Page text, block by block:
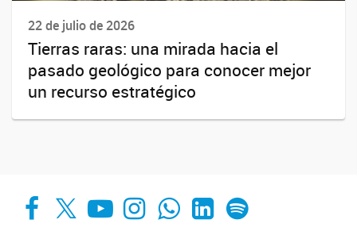
22 de julio de 2026
Tierras raras: una mirada hacia el
pasado geológico para conocer mejor
un recurso estratégico
Facebook
X YouTube
Instagram
Whats AppLinkedIn
Spotify